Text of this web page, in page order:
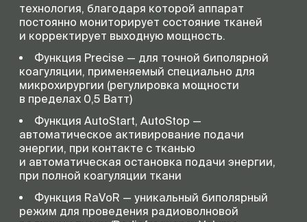
технология, благодаря которой аппарат
постоянно мониторирует состояние тканей
и корректирует выходную мощность.
Функция Precise — для точной биполярной
коагуляции, применяемый специально для
микрохирургии (регулировка мощности
в пределах 0,5 Ватт)
Функция AutoStart, AutoStop —
автоматическое активирование подачи
энергии, при контакте с тканью
и автоматическая остановка подачи энергии,
при полной коагуляции ткани
Функция RaVoR — уникальный биполярный
режим для проведения радиоволновой